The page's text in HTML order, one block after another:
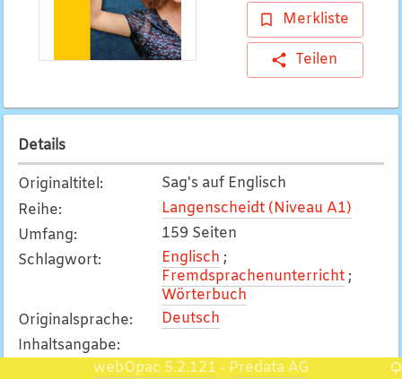
Merkliste
Teilen
Details
Originaltitel:
Sag's auf Englisch
Reihe:
Langenscheidt (Niveau A1)
Umfang:
159 Seiten
Schlagwort: Englisch ;
Fremdsprachenunterricht ;
Wörterbuch
Originalsprache:
Deutsch
Inhaltsangabe:
Sag`s auf Englisch - 1.000 Wörter lernen und 80 %
webOpac 5.2.121 - Predata AG